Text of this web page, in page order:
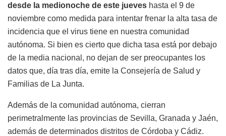
desde la medionoche de este jueves hasta el 9 de
noviembre como medida para intentar frenar la alta tasa de
incidencia que el virus tiene en nuestra comunidad
autónoma. Si bien es cierto que dicha tasa está por debajo
de la media nacional, no dejan de ser preocupantes los
datos que, día tras día, emite la Consejería de Salud y
Familias de La Junta.
Además de la comunidad autónoma, cierran
perimetralmente las provincias de Sevilla, Granada y Jaén,
además de determinados distritos de Córdoba y Cádiz.